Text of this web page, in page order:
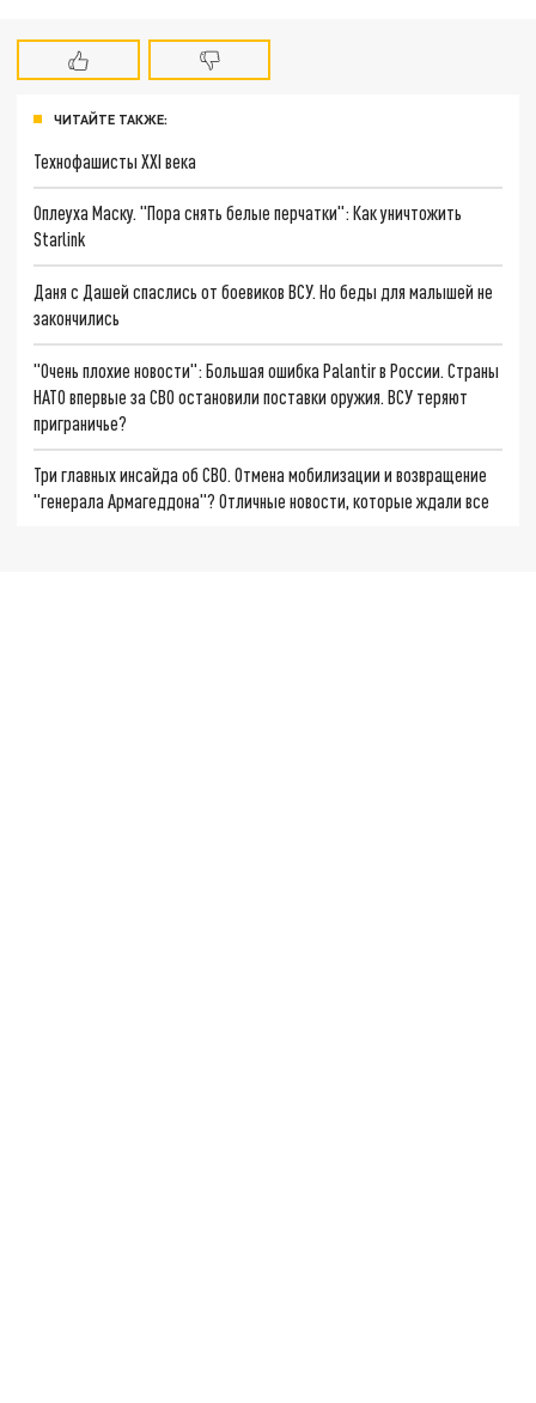
ЧИТАЙТЕ ТАКЖЕ:
Технофашисты XXI века
Оплеуха Маску. "Пора снять белые перчатки": Как уничтожить
Starlink
Даня с Дашей спаслись от боевиков ВСУ. Но беды для малышей не
закончились
"Очень плохие новости": Большая ошибка Palantir в России. Страны
НАТО впервые за СВО остановили поставки оружия. ВСУ теряют
приграничье?
Три главных инсайда об СВО. Отмена мобилизации и возвращение
"генерала Армагеддона"? Отличные новости, которые ждали все